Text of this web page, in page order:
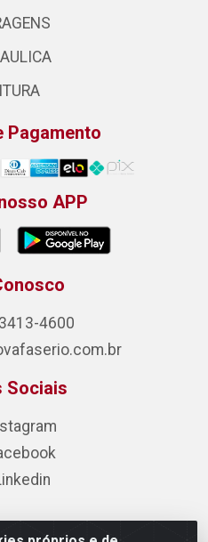
Pagamento
APP
4600
Sociais